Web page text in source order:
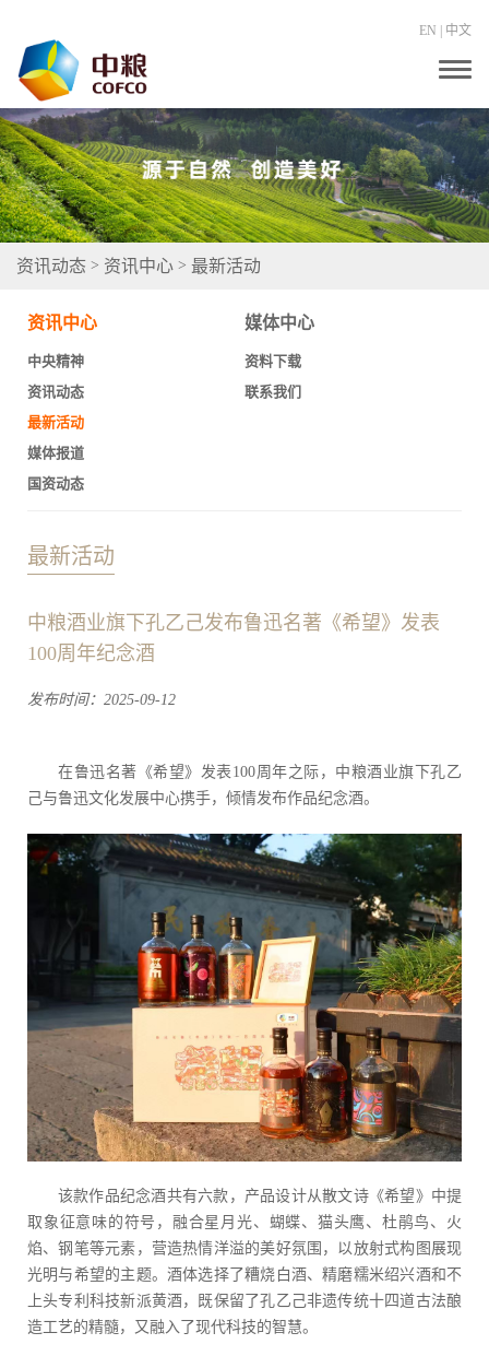
EN 中文
T
g
g
e
n
a
v
i
资讯动态 > 资讯中心 > 最新活动
资讯中心
中央精神
资讯动态
最新活动
媒体报道
国资动态
媒体中心
资料下载
联系我们
最新活动
中粮酒业旗下孔乙己发布鲁迅名著《希望》发表
100周年纪念酒
发布时间：2025-09-12
在鲁迅名著《希望》发表100周年之际，中粮酒业旗下孔乙
己与鲁迅文化发展中心携手，倾情发布作品纪念酒。
该款作品纪念酒共有六款，产品设计从散文诗《希望》中提
取象征意味的符号，融合星月光、蝴蝶、猫头鹰、杜鹃鸟、火
焰、钢笔等元素，营造热情洋溢的美好氛围，以放射式构图展现
光明与希望的主题。酒体选择了糟烧白酒、精磨糯米绍兴酒和不
上头专利科技新派黄酒，既保留了孔乙己非遗传统十四道古法酿
造工艺的精髓，又融入了现代科技的智慧。